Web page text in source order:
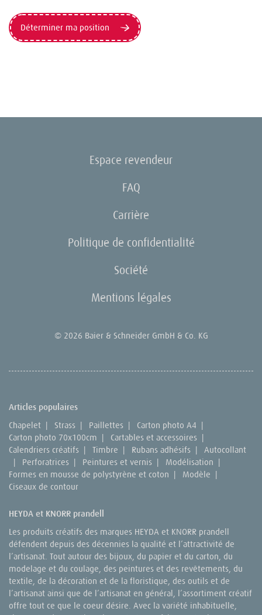
Déterminer ma position
Espace revendeur
FAQ
Carrière
Politique de confidentialité
Société
Mentions légales
© 2026 Baier & Schneider GmbH & Co. KG
Articles populaires
Chapelet | Strass | Paillettes | Carton photo A4 |
Carton photo 70x100cm | Cartables et accessoires |
Calendriers créatifs | Timbre | Rubans adhésifs |
Autocollant
|
Perforatrices | Peintures et vernis | Modélisation |
Formes en mousse de polystyrène et coton | Modèle |
Ciseaux de contour
HEYDA et KNORR prandell
Les produits créatifs des marques HEYDA et KNORR prandell
défendent depuis des décennies la qualité et l’attractivité de
l’artisanat. Tout autour des bijoux, du papier et du carton, du
modelage et du coulage, des peintures et des revêtements, du
textile, de la décoration et de la floristique, des outils et de
l’artisanat ainsi que de l’artisanat en général, l’assortiment créatif
offre tout ce que le coeur désire. Avec la variété inhabituelle,